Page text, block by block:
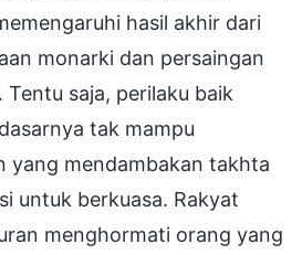
hasil akhir dari
monarki dan persaingan
saja, perilaku baik
tak mampu
yang mendambakan takhta
untuk berkuasa. Rakyat
menghormati orang yang